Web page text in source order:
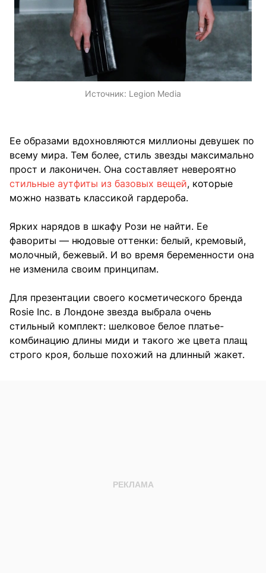
Источник: Legion Media
Ее образами вдохновляются миллионы девушек по
всему мира. Тем более, стиль звезды максимально
прост и лаконичен. Она составляет невероятно
стильные аутфиты из базовых вещей, которые
можно назвать классикой гардероба.
Ярких нарядов в шкафу Рози не найти. Ее
фавориты — нюдовые оттенки: белый, кремовый,
молочный, бежевый. И во время беременности она
не изменила своим принципам.
Для презентации своего косметического бренда
Rosie Inc. в Лондоне звезда выбрала очень
стильный комплект: шелковое белое платье-
комбинацию длины миди и такого же цвета плащ
строго кроя, больше похожий на длинный жакет.